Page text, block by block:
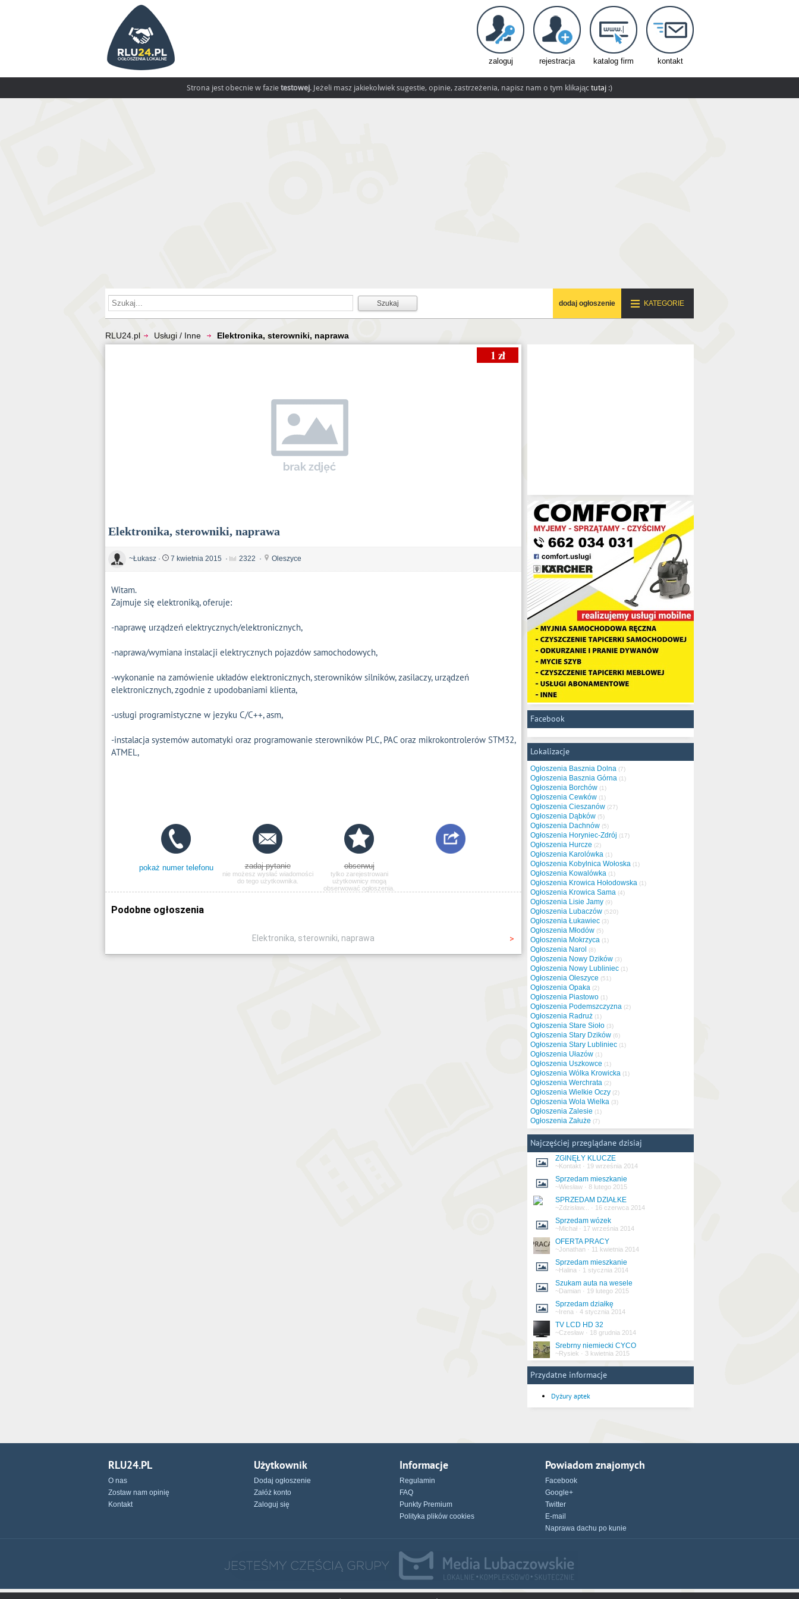
zaloguj rejestracja katalog firm kontakt
Strona jest obecnie w fazie testowej. Jeżeli masz jakiekolwiek sugestie, opinie, zastrzeżenia, napisz nam o tym klikając tutaj :)
KATEGORIE
dodaj ogłoszenie
RLU24.pl Usługi / Inne Elektronika, sterowniki, naprawa
1 zł
Elektronika, sterowniki, naprawa
~Łukasz · 7 kwietnia 2015 · 2322 · Oleszyce
Witam.
Zajmuje się elektroniką, oferuje:
-naprawę urządzeń elektrycznych/elektronicznych,
-naprawa/wymiana instalacji elektrycznych pojazdów samochodowych,
-wykonanie na zamówienie układów elektronicznych, sterowników silników, zasilaczy, urządzeń
elektronicznych, zgodnie z upodobaniami klienta,
-usługi programistyczne w jezyku C/C++, asm,
-instalacja systemów automatyki oraz programowanie sterowników PLC, PAC oraz mikrokontrolerów STM32,
ATMEL,
pokaż numer telefonu zadaj pytanie
nie możesz wysłać wiadomości
do tego użytkownika.
obserwuj
tylko zarejestrowani
użytkownicy mogą
obserwować ogłoszenia.
Podobne ogłoszenia
Elektronika, sterowniki, naprawa
Facebook
Lokalizacje
Ogłoszenia Basznia Dolna (7)
Ogłoszenia Basznia Górna (1)
Ogłoszenia Borchów (1)
Ogłoszenia Cewków (1)
Ogłoszenia Cieszanów (27)
Ogłoszenia Dąbków (5)
Ogłoszenia Dachnów (5)
Ogłoszenia Horyniec-Zdrój (17)
Ogłoszenia Hurcze (2)
Ogłoszenia Karolówka (1)
Ogłoszenia Kobylnica Wołoska (1)
Ogłoszenia Kowalówka (1)
Ogłoszenia Krowica Hołodowska (1)
Ogłoszenia Krowica Sama (4)
Ogłoszenia Lisie Jamy (9)
Ogłoszenia Lubaczów (520)
Ogłoszenia Łukawiec (3)
Ogłoszenia Młodów (5)
Ogłoszenia Mokrzyca (1)
Ogłoszenia Narol (8)
Ogłoszenia Nowy Dzików (3)
Ogłoszenia Nowy Lubliniec (1)
Ogłoszenia Oleszyce (51)
Ogłoszenia Opaka (2)
Ogłoszenia Piastowo (1)
Ogłoszenia Podemszczyzna (2)
Ogłoszenia Radruż (1)
Ogłoszenia Stare Sioło (3)
Ogłoszenia Stary Dzików (6)
Ogłoszenia Stary Lubliniec (1)
Ogłoszenia Ułazów (1)
Ogłoszenia Uszkowce (1)
Ogłoszenia Wólka Krowicka (1)
Ogłoszenia Werchrata (2)
Ogłoszenia Wielkie Oczy (2)
Ogłoszenia Wola Wielka (3)
Ogłoszenia Zalesie (1)
Ogłoszenia Załuże (7)
Najczęściej przeglądane dzisiaj
ZGINĘŁY KLUCZE
~Kontakt · 19 września 2014
Sprzedam mieszkanie
~Wiesław · 8 lutego 2015
SPRZEDAM DZIAŁKE
~Zdzisław... · 16 czerwca 2014
Sprzedam wózek
~Michał · 17 września 2014
OFERTA PRACY
~Jonathan · 11 kwietnia 2014
Sprzedam mieszkanie
~Halina · 1 stycznia 2014
Szukam auta na wesele
~Damian · 19 lutego 2015
Sprzedam działkę
~Irena · 4 stycznia 2014
TV LCD HD 32
~Czesław · 18 grudnia 2014
Srebrny niemiecki CYCO
~Rysiek · 3 kwietnia 2015
Przydatne informacje
Dyżury aptek
RLU24.PL
O nas
Zostaw nam opinię
Kontakt
Użytkownik
Dodaj ogłoszenie
Załóż konto
Zaloguj się
Informacje
Regulamin
FAQ
Punkty Premium
Polityka plików cookies
Powiadom znajomych
Facebook
Google+
Twitter
E-mail
Naprawa dachu po kunie